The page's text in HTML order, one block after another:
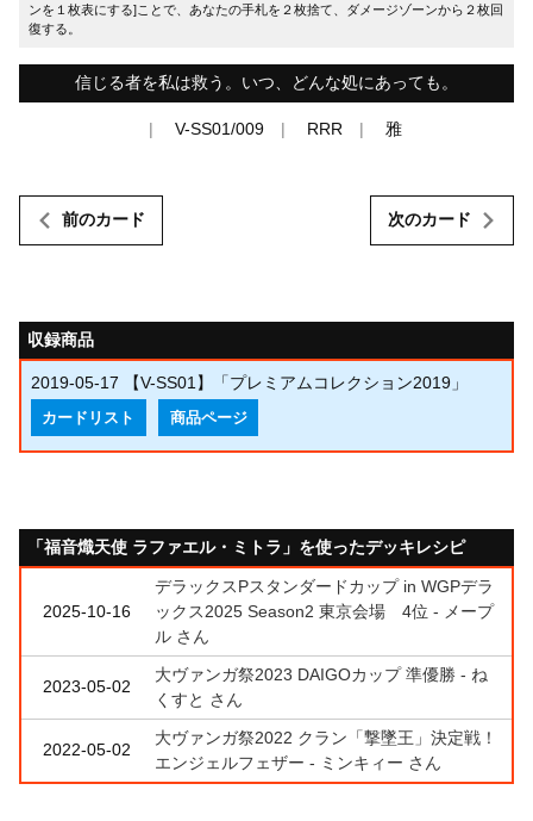
ンを１枚表にする]ことで、あなたの手札を２枚捨て、ダメージゾーンから２枚回
復する。
信じる者を私は救う。いつ、どんな処にあっても。
V-SS01/009 RRR 雅
前のカード 次のカード
収録商品
2019-05-17 【V-SS01】「プレミアムコレクション2019」
カードリスト 商品ページ
「福音熾天使 ラファエル・ミトラ」を使ったデッキレシピ
2025-10-16
デラックスPスタンダードカップ in WGPデラ
ックス2025 Season2 東京会場 4位 - メープ
ル さん
2023-05-02
大ヴァンガ祭2023 DAIGOカップ 準優勝 - ね
くすと さん
2022-05-02
大ヴァンガ祭2022 クラン「撃墜王」決定戦！
エンジェルフェザー - ミンキィー さん